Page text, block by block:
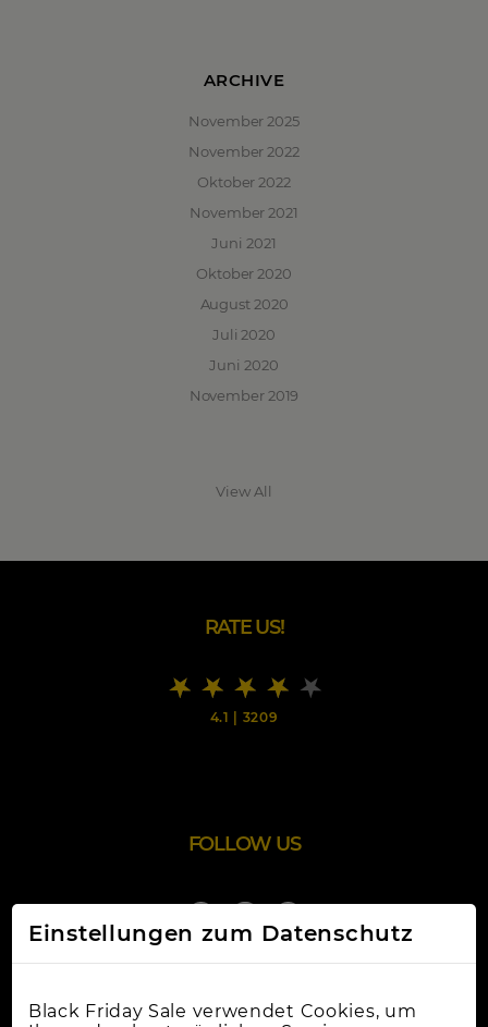
ARCHIVE
November 2025
November 2022
Oktober 2022
November 2021
Juni 2021
Oktober 2020
August 2020
Juli 2020
Juni 2020
November 2019
View All
RATE US!
4.1 3209
FOLLOW US
Einstellungen zum Datenschutz
Black Friday Sale verwendet Cookies, um